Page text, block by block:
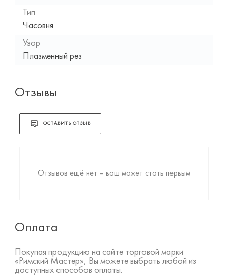
Тип
Часовня
Узор
Плазменный рез
Отзывы
ОСТАВИТЬ ОТЗЫВ
Отзывов ещё нет – ваш может стать первым
Оплата
Покупая продукцию на сайте торговой марки
«Римский Мастер», Вы можете выбрать любой из
доступных способов оплаты.